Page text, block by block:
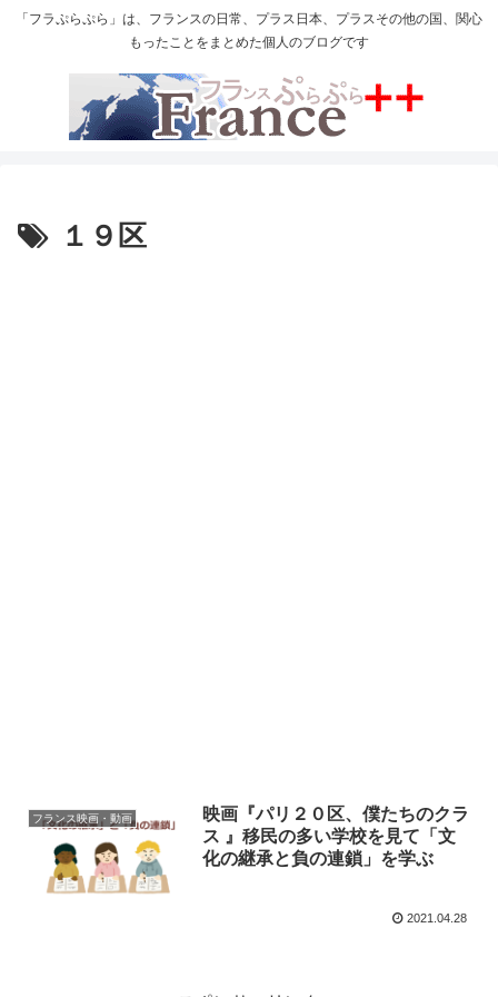
「フラぷらぷら」は、フランスの日常、プラス日本、プラスその他の国、関心
もったことをまとめた個人のブログです
１９区
フランス映画・動画
映画『パリ２０区、僕たちのクラ
ス 』移民の多い学校を見て「文
化の継承と負の連鎖」を学ぶ
2021.04.28